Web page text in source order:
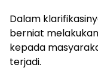
Dalam
berniat
kepada
terjadi.